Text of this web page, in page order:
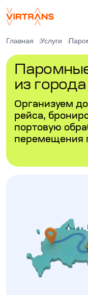
Главная Услуги
из
Организуем
рейса,
портовую
перемещения